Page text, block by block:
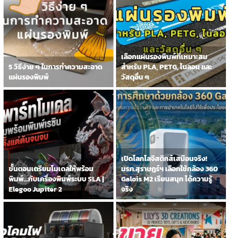
5 วิธีง่าย ๆ ในการทำความสะอาด
แผ่นรองพิมพ์
เลือกแผ่นรองพิมพ์ที่เหมาะสม
สำหรับ PLA, PETG, ไนลอน และ
วัสดุอื่น ๆ
ขั้นตอนเตรียมโมเดลให้พร้อม
พิมพ์…กับเครื่องพิมพ์ระบบ SLA |
Elegoo Jupiter 2
เปิดโลกโลจิสติกส์เสมือนจริง!
มรภ.สุราษฎร์ฯ เลือกใช้กล้อง 360
Galois M2 เรียนสนุก ได้ความรู้
จริง